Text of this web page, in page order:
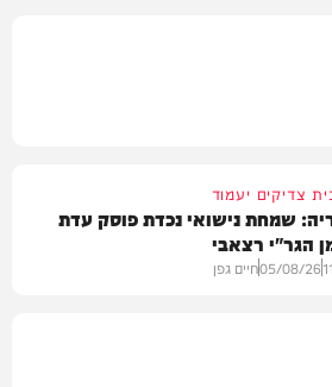
צדיקים יעמוד
שמחת נישואי נכדת פוסק עדת
הגר"י רצאבי
05/08/26חיים גפן